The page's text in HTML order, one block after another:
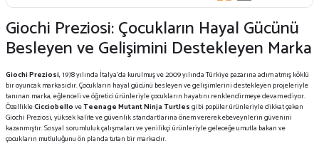
Giochi Preziosi: Çocukların Hayal Gücünü
Besleyen ve Gelişimini Destekleyen Marka
Giochi Preziosi, 1978 yılında İtalya'da kurulmuş ve 2009 yılında Türkiye pazarına adım atmış köklü
bir oyuncak markasıdır. Çocukların hayal gücünü besleyen ve gelişimlerini destekleyen projeleriyle
tanınan marka, eğlenceli ve öğretici ürünleriyle çocukların hayatını renklendirmeye devam ediyor.
ÖzellikleCicciobelloveTeenage Mutant Ninja Turtlesgibi popüler ürünleriyle dikkat çeken
Giochi Preziosi, yüksek kalite ve güvenlik standartlarına önem vererek ebeveynlerin güvenini
kazanmıştır. Sosyal sorumluluk çalışmaları ve yenilikçi ürünleriyle geleceğe umutla bakan ve
çocukların mutluluğunu ön planda tutan bir markadır.